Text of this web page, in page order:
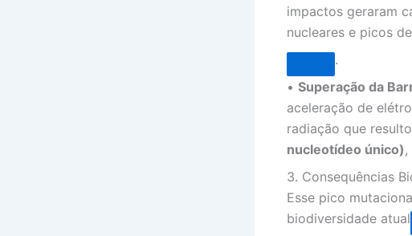
impactos geraram
nucleares e picos
.
• Superação da
aceleração de
radiação que
nucleotídeo único)
3. Consequências
Esse pico
biodiversidade atual